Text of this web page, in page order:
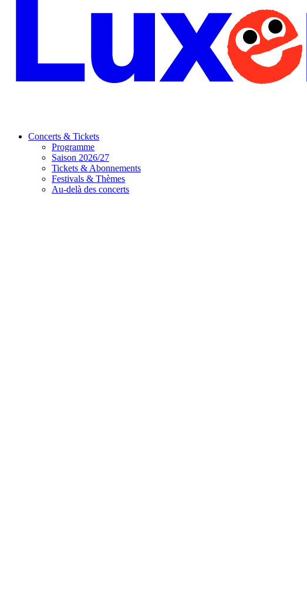
Concerts & Tickets
Programme
Saison 2026/27
Tickets & Abonnements
Festivals & Thèmes
Au-delà des concerts